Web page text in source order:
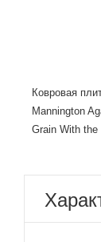
Ковровая
Mannington
Grain With the